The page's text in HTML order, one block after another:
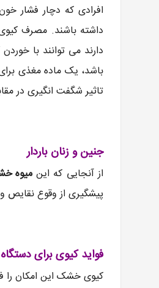
افرادی که دچار فشار
داشته باشند. مصرف
دارند می توانند با
باشد، یک ماده مغذی
تاثیر شگفت انگیری در
جنین و زنان باردار
از آنجایی که اینمیوه
پیشگیری از وقوع نقایص
فواید کیوی برای
کیوی خشک این امکان را